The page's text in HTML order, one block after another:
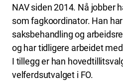
NAV siden 2014. Nå jobber
som fagkoordinator. Han
saksbehandling og
og har tidligere arbeidet
I tillegg er han
velferdsutvalget i FO.